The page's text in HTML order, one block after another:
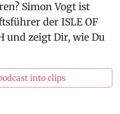
Simon Vogt ist
der ISLE OF
und zeigt Dir, wie Du
into clips